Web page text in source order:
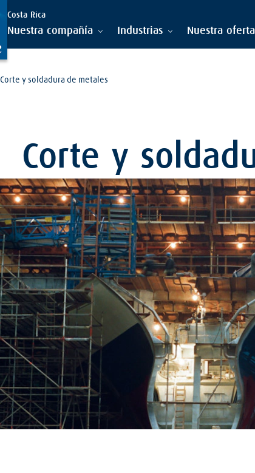
Costa Rica
Nuestra compañía Industrias Nuestra
Corte y soldadura de metales
Corte y